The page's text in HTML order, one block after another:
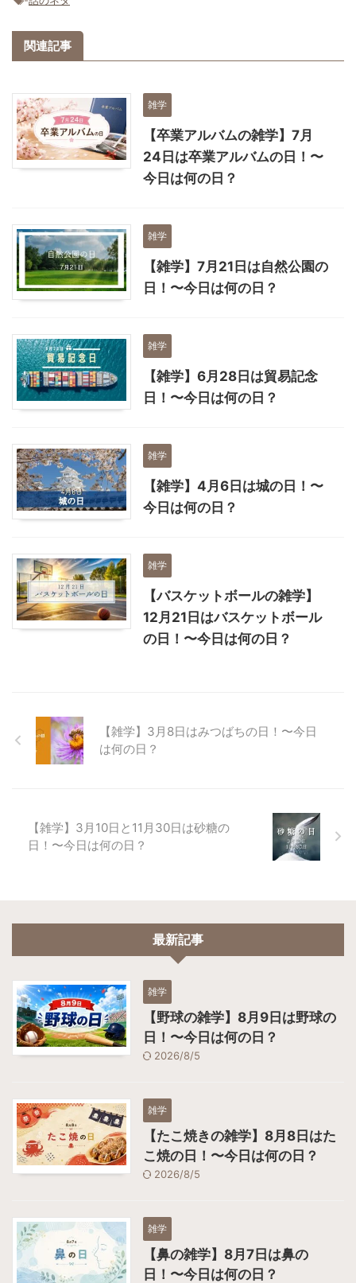
関連記事
雑学
【卒業アルバムの雑学】7月
24日は卒業アルバムの日！〜
今日は何の日？
雑学
【雑学】7月21日は自然公園の
日！〜今日は何の日？
雑学
【雑学】6月28日は貿易記念
日！〜今日は何の日？
雑学
【雑学】4月6日は城の日！〜
今日は何の日？
雑学
【バスケットボールの雑学】
12月21日はバスケットボール
の日！〜今日は何の日？
【雑学】3月8日はみつばちの日！〜今日
は何の日？
【雑学】3月10日と11月30日は砂糖の
日！〜今日は何の日？
最新記事
雑学
【野球の雑学】8月9日は野球の
日！〜今日は何の日？
2026/8/5
雑学
【たこ焼きの雑学】8月8日はた
こ焼の日！〜今日は何の日？
2026/8/5
雑学
【鼻の雑学】8月7日は鼻の
日！〜今日は何の日？